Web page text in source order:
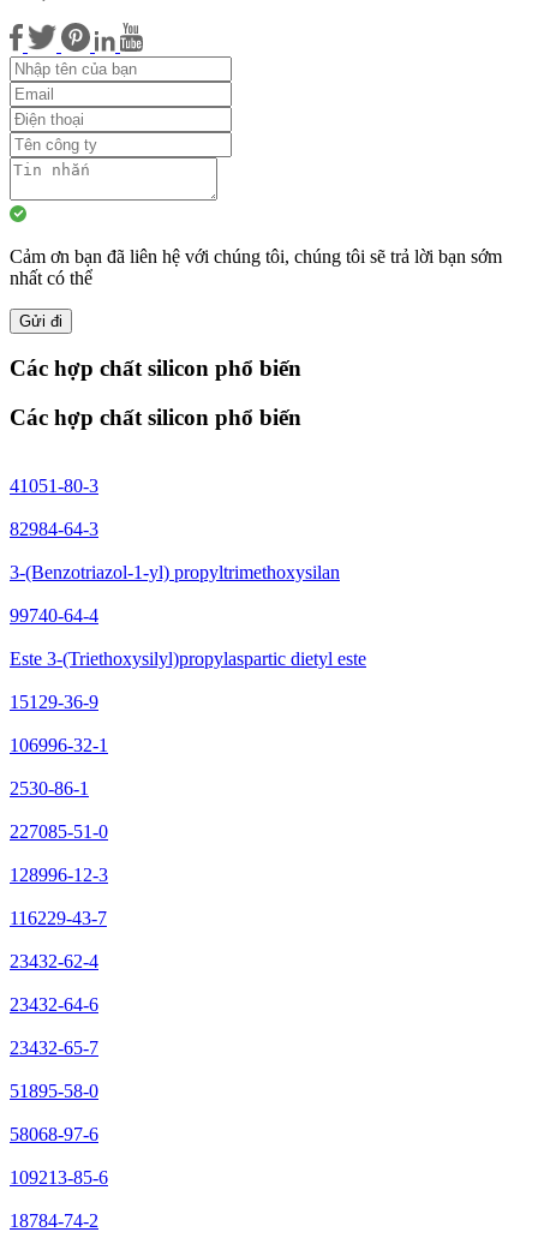
Cảm ơn bạn đã liên hệ với chúng tôi, chúng tôi sẽ trả lời bạn sớm
nhất có thể
Gửi đi
Các hợp chất silicon phổ biến
Các hợp chất silicon phổ biến
41051-80-3
82984-64-3
3-(Benzotriazol-1-yl) propyltrimethoxysilan
99740-64-4
Este 3-(Triethoxysilyl)propylaspartic dietyl este
15129-36-9
106996-32-1
2530-86-1
227085-51-0
128996-12-3
116229-43-7
23432-62-4
23432-64-6
23432-65-7
51895-58-0
58068-97-6
109213-85-6
18784-74-2